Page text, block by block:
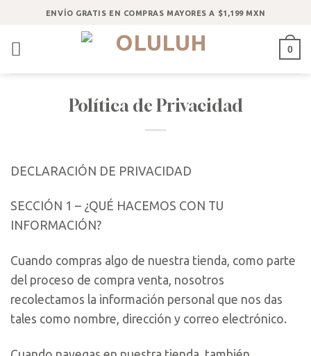
contenido
ENVÍO GRATIS EN COMPRAS MAYORES A $1,199 MXN
0
Política de Privacidad
DECLARACIÓN DE PRIVACIDAD
SECCIÓN 1 – ¿QUÉ HACEMOS CON TU
INFORMACIÓN?
Cuando compras algo de nuestra tienda, como parte
del proceso de compra venta, nosotros
recolectamos la información personal que nos das
tales como nombre, dirección y correo electrónico.